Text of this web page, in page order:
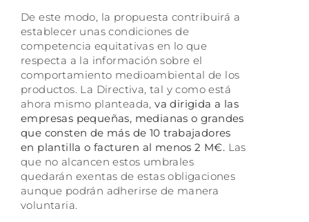
De este modo, la propuesta contribuirá a
establecer unas condiciones de
competencia equitativas en lo que
respecta a la información sobre el
comportamiento medioambiental de los
productos. La Directiva, tal y como está
ahora mismo planteada,va dirigida a las
empresas pequeñas, medianas o grandes
que consten de más de 10 trabajadores
en plantilla o facturen al menos 2 M€. Las
que no alcancen estos umbrales
quedarán exentas de estas obligaciones
aunque podrán adherirse de manera
voluntaria.